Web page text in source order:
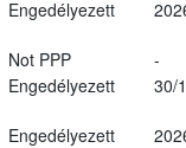
Engedélyezett
Not PPP
-
Engedélyezett
30/
Engedélyezett